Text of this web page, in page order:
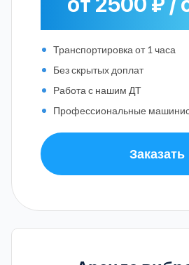
Транспортировка от 1 часа
Без скрытых доплат
Работа с нашим ДТ
Профессиональные
Заказать